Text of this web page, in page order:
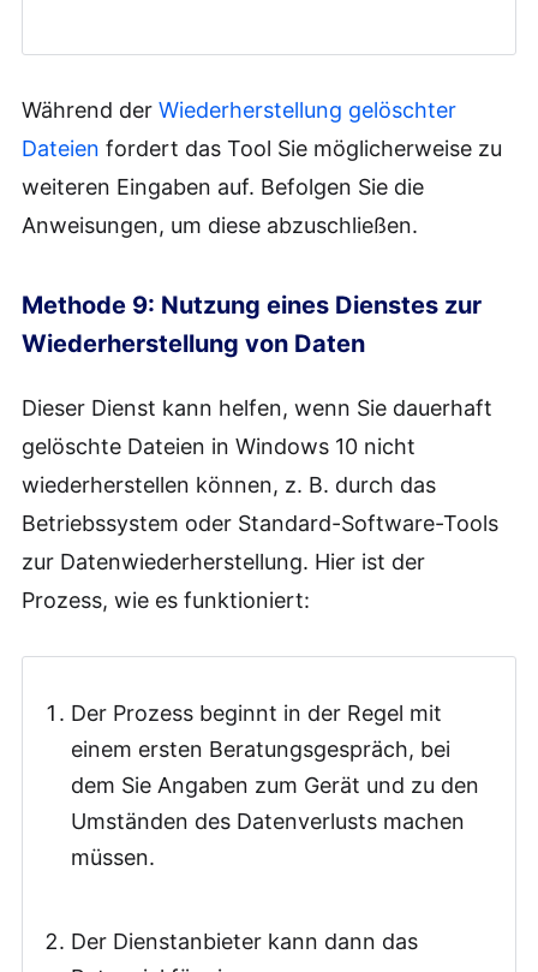
Während der Wiederherstellung gelöschter
Dateien fordert das Tool Sie möglicherweise zu
weiteren Eingaben auf. Befolgen Sie die
Anweisungen, um diese abzuschließen.
Methode 9: Nutzung eines Dienstes zur
Wiederherstellung von Daten
Dieser Dienst kann helfen, wenn Sie dauerhaft
gelöschte Dateien in Windows 10 nicht
wiederherstellen können, z. B. durch das
Betriebssystem oder Standard-Software-Tools
zur Datenwiederherstellung. Hier ist der
Prozess, wie es funktioniert:
Der Prozess beginnt in der Regel mit
einem ersten Beratungsgespräch, bei
dem Sie Angaben zum Gerät und zu den
Umständen des Datenverlusts machen
müssen.
Der Dienstanbieter kann dann das